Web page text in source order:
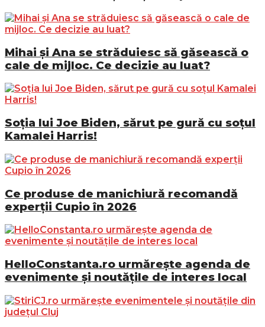
Mihai și Ana se străduiesc să găsească o
cale de mijloc. Ce decizie au luat?
Soția lui Joe Biden, sărut pe gură cu soțul
Kamalei Harris!
Ce produse de manichiură recomandă
experții Cupio în 2026
HelloConstanta.ro urmărește agenda de
evenimente și noutățile de interes local